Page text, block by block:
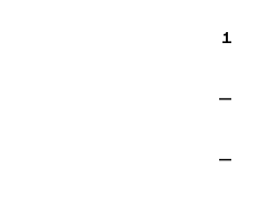
1
—
—